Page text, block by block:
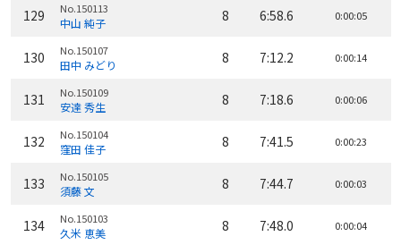
129 No.150113
中山 純子 8 6:58.6 0:00:05
130 No.150107
田中 みどり 8 7:12.2 0:00:14
131 No.150109
安達 秀生 8 7:18.6 0:00:06
132 No.150104
窪田 佳子 8 7:41.5 0:00:23
133 No.150105
須藤 文 8 7:44.7 0:00:03
134 No.150103
久米 恵美 8 7:48.0 0:00:04